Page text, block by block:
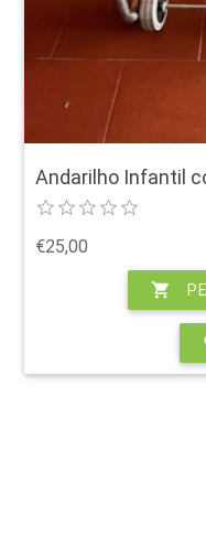
Andarilho Infantil
€25,00
shopping_cart